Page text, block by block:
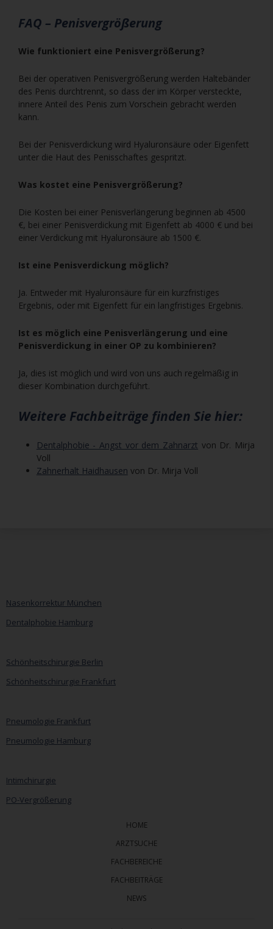
FAQ – Penisvergrößerung
Wie funktioniert eine Penisvergrößerung?
Bei der operativen Penisvergrößerung werden Haltebänder
des Penis durchtrennt, so dass der im Körper versteckte,
innere Anteil des Penis zum Vorschein gebracht werden
kann.
Bei der Penisverdickung wird Hyaluronsäure oder Eigenfett
unter die Haut des Penisschaftes gespritzt.
Was kostet eine Penisvergrößerung?
Die Kosten bei einer Penisverlängerung beginnen ab 4500
€, bei einer Penisverdickung mit Eigenfett ab 4000 € und bei
einer Verdickung mit Hyaluronsäure ab 1500 €.
Ist eine Penisverdickung möglich?
Ja. Entweder mit Hyaluronsäure für ein kurzfristiges
Ergebnis, oder mit Eigenfett für ein langfristiges Ergebnis.
Ist es möglich eine Penisverlängerung und eine
Penisverdickung in einer OP zu kombinieren?
Ja, dies ist möglich und wird von uns auch regelmäßig in
dieser Kombination durchgeführt.
Weitere Fachbeiträge finden Sie hier:
Dentalphobie - Angst vor dem Zahnarzt von Dr. Mirja
Voll
Zahnerhalt Haidhausen von Dr. Mirja Voll
Nasenkorrektur München
Dentalphobie Hamburg
Schönheitschirurgie Berlin
Schönheitschirurgie Frankfurt
Pneumologie Frankfurt
Pneumologie Hamburg
Intimchirurgie
PO-Vergrößerung
HOME
ARZTSUCHE
FACHBEREICHE
FACHBEITRÄGE
NEWS